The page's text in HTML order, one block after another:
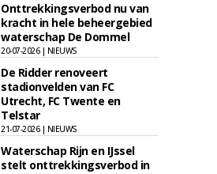
Onttrekkingsverbod nu van
kracht in hele beheergebied
waterschap De Dommel
20-07-2026 | NIEUWS
De Ridder renoveert
stadionvelden van FC
Utrecht, FC Twente en
Telstar
21-07-2026 | NIEUWS
Waterschap Rijn en IJssel
stelt onttrekkingsverbod in